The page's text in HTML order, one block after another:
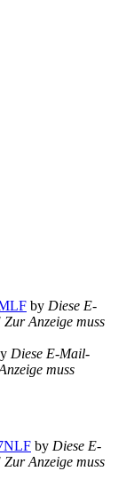
by Diese E-
Anzeige muss
Diese E-Mail-
muss
by Diese E-
Anzeige muss